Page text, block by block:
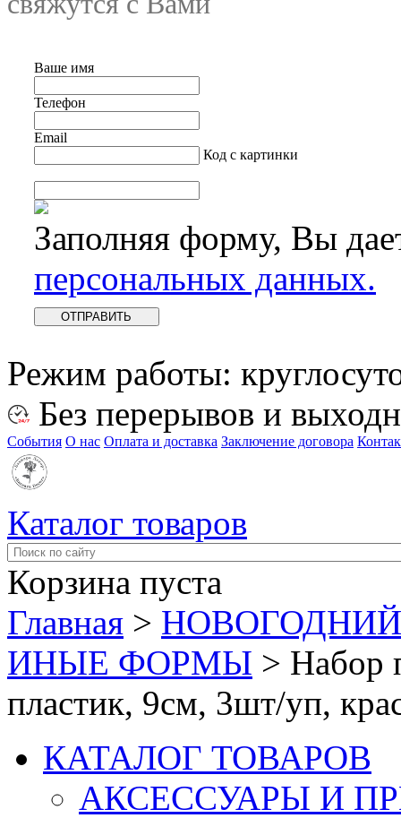
Ваше имя
Телефон
Email
Код с картинки
Заполняя форму, Вы
персональных данных.
Режим работы:
Без перерывов и
События О нас Оплата и доставка Заключение договора
Каталог товаров
Корзина пуста
Главная >
ИНЫЕ ФОРМЫ > Набор
пластик, 9см, 3шт/уп,
КАТАЛОГ ТОВАРОВ
АКСЕССУАРЫ И